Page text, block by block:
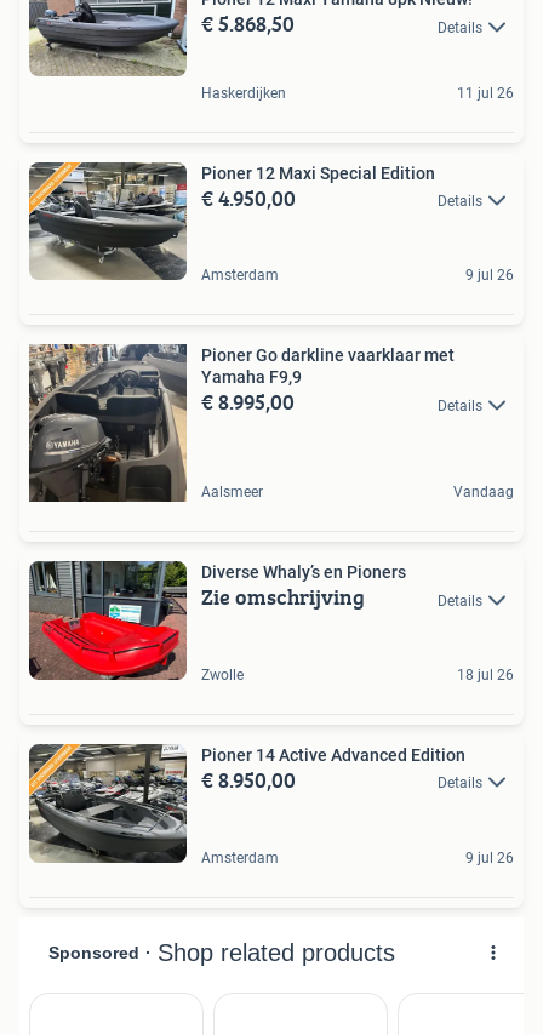
€ 5.868,50 Details
Haskerdijken 11 jul 26
Pioner 12 Maxi Special Edition
€ 4.950,00 Details
Amsterdam 9 jul 26
Pioner Go darkline vaarklaar met
Yamaha F9,9
€ 8.995,00 Details
Aalsmeer Vandaag
Diverse Whaly’s en Pioners
Zie omschrijving Details
Zwolle 18 jul 26
Pioner 14 Active Advanced Edition
€ 8.950,00 Details
Amsterdam 9 jul 26